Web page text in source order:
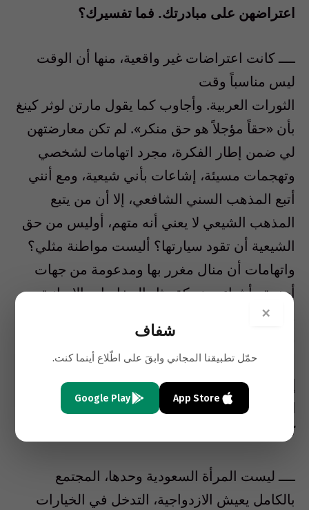
اعتراضهن على مبادرتك. فما تفسيرك؟
ــــ كانت اعتراضات غير واقعية، منها أن الوقت
ليس مناسباً وقت
الثورات العربية. وأجاوب كما يقول مارتن لوثر كينغ
بأن «حقاً مؤجلاً هو حق منكر». لم تكن معارضتهن
لي ضمن إطار الفكرة، مجرد اتهامات لشخصي
وتهجمات مسيئة، إشاعات بأني شيعية، ومع أنني
أتبع المذهب السني الشافعي، إلا أن من يتبع
المذهب الشيعي لا يعني أنه متهم، أوليس من حق
الشيعية أن تقود سيارتها؟ أليست مواطنة مثلي؟
واتهامات أن منال مغرر بها ومدعومة من جهات
أجنبية وأشياء مضحكة مثل المخابرات الإيرانية
وغيرها.. لكن لن أتوقف وأرد عليهم وأؤخر خطواتنا.
سنستمر… والعبرة دائماً بالنهاية.
إلى أي مدى سيستمر الجميع في «لعبة
الازدواجية» فالمرأة السعودية تمارس حقوقها
كاملة، ولكن خارج حدود المملكة فحسب؟
ــــ ليست المرأة السعودية وحدها، المجتمع
بالكامل يعيش الازدواجية، التدخل في الخيارات
×
شفاف
حمّل تطبيقنا المجاني وابقَ على اطّلاع أينما كنت.
App Store
Google Play